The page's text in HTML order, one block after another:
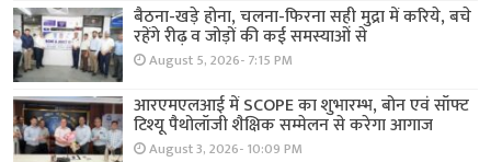
बैठना-खड़े होना, चलना-फिरना सही मुद्रा में करिये, बचे
रहेंगे रीढ़ व जोड़ों की कई समस्याओं से
August 5, 2026- 7:15 PM
आरएमएलआई में SCOPE का शुभारम्भ, बोन एवं सॉफ्ट
टिश्यू पैथोलॉजी शैक्षिक सम्मेलन से करेगा आगाज
August 3, 2026- 10:09 PM